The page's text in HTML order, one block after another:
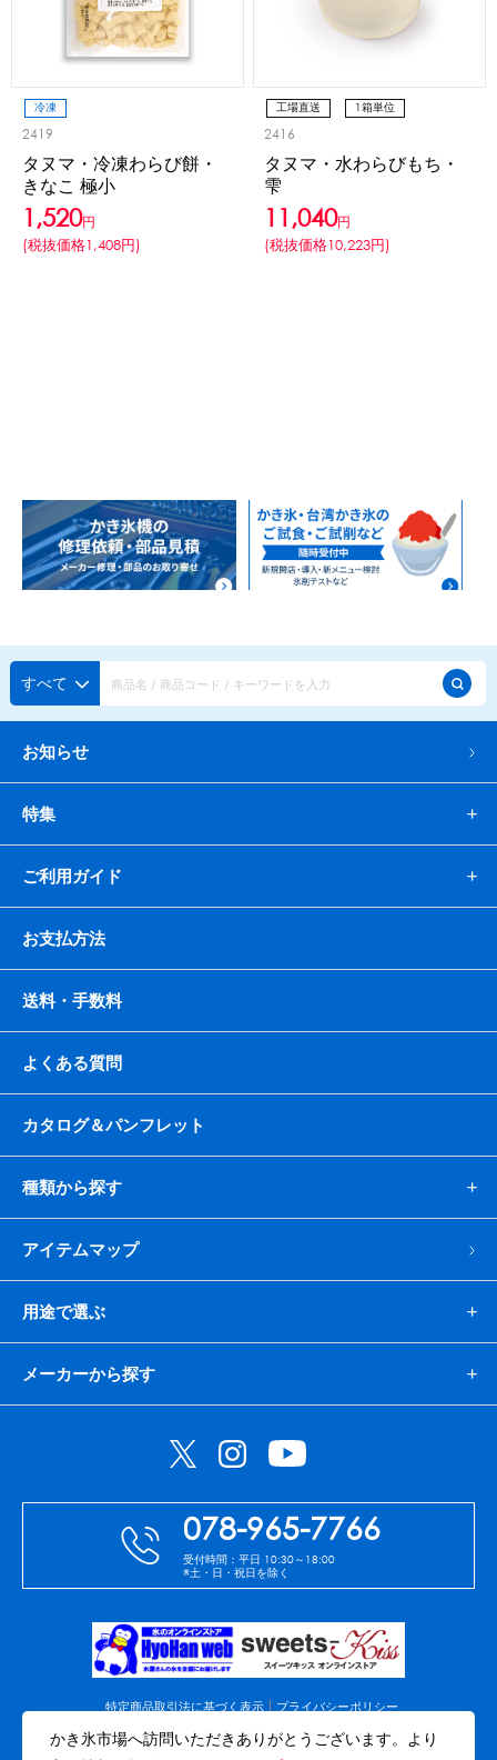
ボウル型カップ
フラワーカップ
コップ型カップ
スプーン
スプーンストロー
フローズンドリンク材料
シロップ 冷凍フルーツ
ドリンクカップ・ストロー
ブレンダー・ミキサー
備品
台湾かき氷「Snow-kiss（スノーキッス）」
かき氷書籍
CLOSE
冷凍
2419
タヌマ・冷凍わらび餅・
きなこ 極小
1,520円
(税抜価格1,408円)
工場直送 1箱単位
2416
タヌマ・水わらびもち・
雫
11,040円
(税抜価格10,223円)
すべて
お知らせ
特集
ご利用ガイド
お支払方法
送料・手数料
よくある質問
カタログ＆パンフレット
種類から探す
アイテムマップ
用途で選ぶ
メーカーから探す
078-965-7766
受付時間：平日 10:30～18:00
※土・日・祝日を除く
特定商品取引法に基づく表示
プライバシーポリシー
免責事項
会社案内 サイトマップ
かき氷市場へ訪問いただきありがとうございます。より